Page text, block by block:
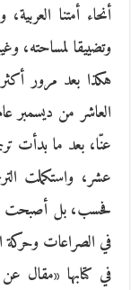
أنحاء أمتنا
وتضييقا لمساحته،
هكذا بعد مرور
عنّا، بعد ما بدأت
عشر، واستكملت
فحسب، بل أصبحت
في الصراعات وحركة
في كتابها «مقال